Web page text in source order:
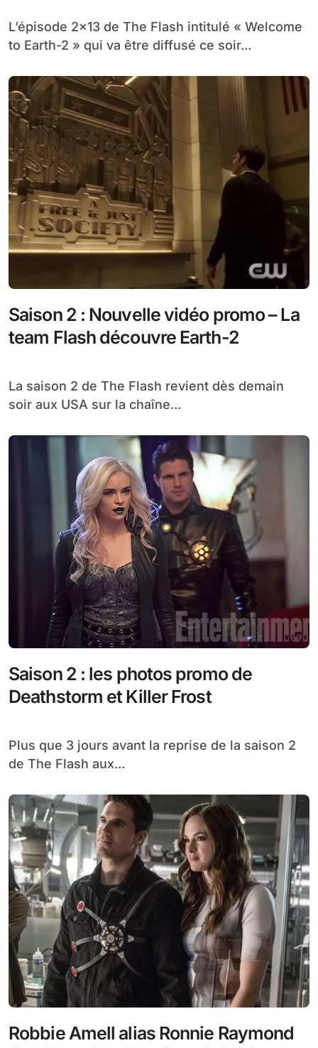
L’épisode 2×13 de The Flash intitulé « Welcome
to Earth-2 » qui va être diffusé ce soir...
Saison 2 : Nouvelle vidéo promo – La
team Flash découvre Earth-2
La saison 2 de The Flash revient dès demain
soir aux USA sur la chaîne...
Saison 2 : les photos promo de
Deathstorm et Killer Frost
Plus que 3 jours avant la reprise de la saison 2
de The Flash aux...
Robbie Amell alias Ronnie Raymond